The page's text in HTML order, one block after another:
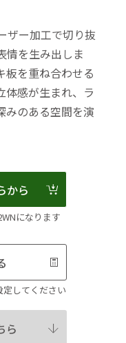
ザー加工で切り抜
情を生み出しま
板を重ね合わせる
体感が生まれ、ラ
みのある空間を演
から
になります
してください
ら